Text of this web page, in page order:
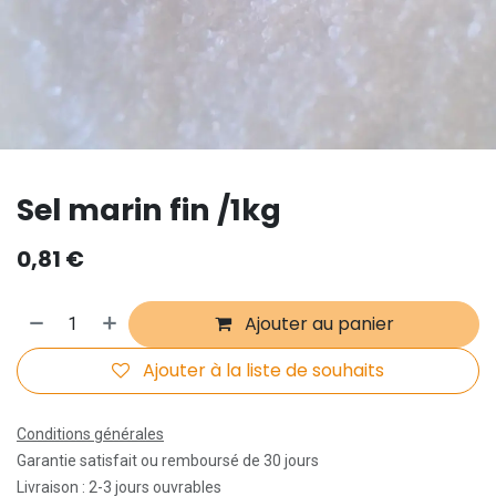
Sel marin fin /1kg
0,81 €
Ajouter au panier
Ajouter à la liste de souhaits
Conditions générales
Garantie satisfait ou remboursé de 30 jours
Livraison : 2-3 jours ouvrables